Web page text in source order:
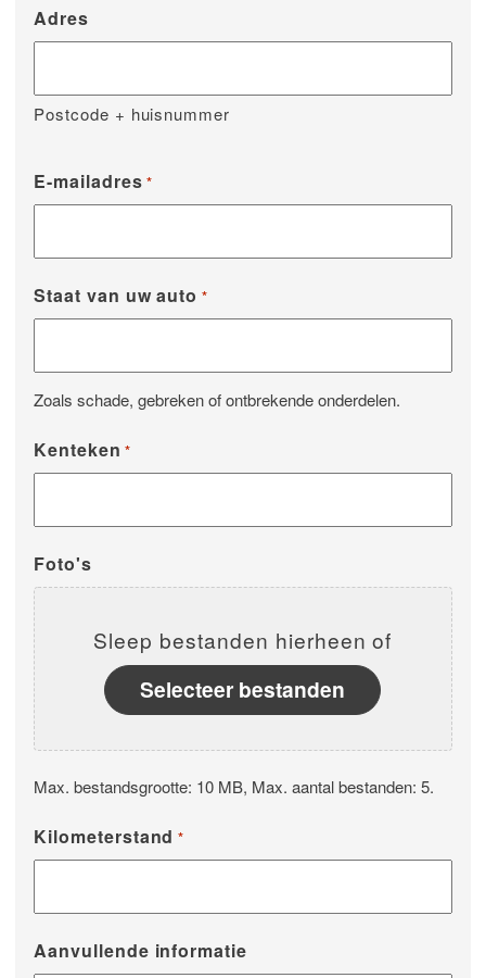
Adres
Postcode + huisnummer
E-mailadres *
Staat van uw auto *
Zoals schade, gebreken of ontbrekende onderdelen.
Kenteken *
Foto's
Sleep bestanden hierheen of
Selecteer bestanden
Max. bestandsgrootte: 10 MB, Max. aantal bestanden: 5.
Kilometerstand *
Aanvullende informatie